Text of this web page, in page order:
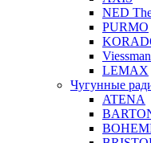
NED
PURMO
LEMAX
Чугунные
ATENA